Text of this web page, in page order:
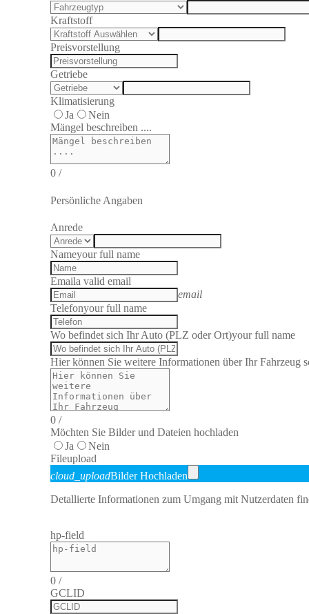
Kraftstoff
Preisvorstellung
Getriebe
Klimatisierung
Ja
Nein
Mängel beschreiben ....
0/
Persönliche Angaben
Anrede
Nameyour full name
Emaila valid email
email
Telefonyour full name
Wo befindet sich Ihr Auto (PLZ oder Ort)your full name
Hier können Sie weitere Informationen über Ihr Fahrzeug
0/
Möchten Sie Bilder und Dateien hochladen
Ja
Nein
Fileupload
cloud_uploadBilder Hochladen
Detallierte Informationen zum Umgang mit Nutzerdaten
hp-field
0/
GCLID